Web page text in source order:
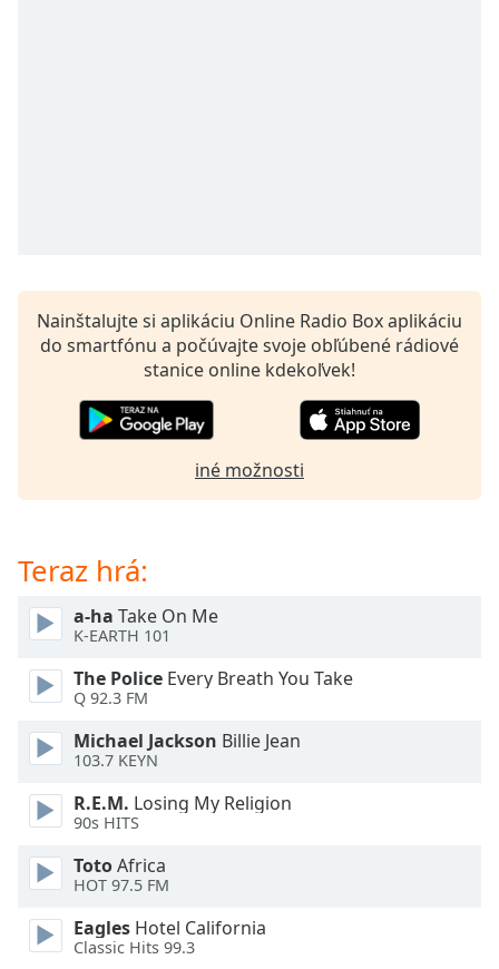
descriptions
off,
opens
dialog
off
selected
Audio
Track
Picture-
in-
Fullscreen
This
window.
Nainštalujte si aplikáciu Online Radio Box aplikáciu
do smartfónu a počúvajte svoje obľúbené rádiové
stanice online kdekoľvek!
iné možnosti
Teraz hrá:
a-ha Take On Me
K-EARTH 101
The Police Every Breath You Take
Q 92.3 FM
Michael Jackson Billie Jean
103.7 KEYN
R.E.M. Losing My Religion
90s HITS
TotoAfrica
HOT 97.5 FM
Eagles Hotel California
Classic Hits 99.3